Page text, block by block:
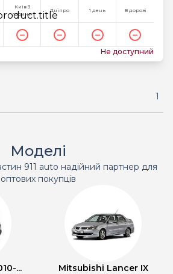
Київ 3
години
Дніпро 1 день В дорозі
Не доступний
1
Моделі
911 auto надійний партнер для
оптових покупців
...
Mitsubishi Lancer IX